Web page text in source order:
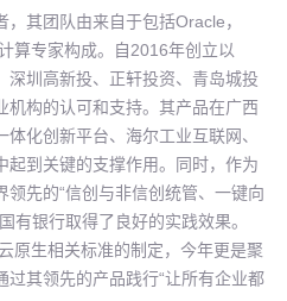
其团队由来自于包括Oracle，
算专家构成。自2016年创立以
深圳高新投、正轩投资、青岛城投
机构的认可和支持。其产品在广西
化创新平台、海尔工业互联网、
起到关键的支撑作用。同时，作为
先的“信创与非信创统管、一键向
有银行取得了良好的实践效果。
原生相关标准的制定，今年更是聚
其领先的产品践行“让所有企业都